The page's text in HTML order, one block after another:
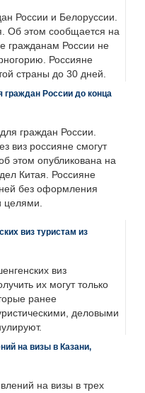
России и Белоруссии.
Об этом сообщается на
гражданам России не
Россияне
страны до 30 дней.
России до конца
граждан России.
виз россияне смогут
этом опубликована на
Китая. Россияне
без оформления
целями.
виз туристам из
виз
их могут только
ранее
деловыми
на визы в Казани,
на визы в трех